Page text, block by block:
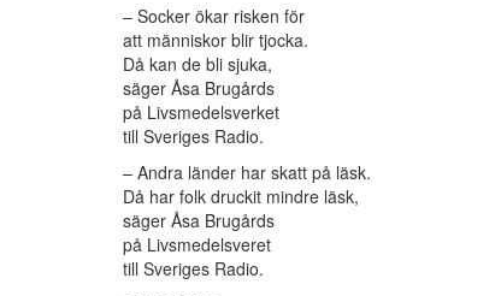
– Socker ökar risken för
att människor blir tjocka.
Då kan de bli sjuka,
säger Åsa Brugårds
på Livsmedelsverket
till Sveriges Radio.
– Andra länder har skatt på läsk.
Då har folk druckit mindre läsk,
säger Åsa Brugårds
på Livsmedelsveret
till Sveriges Radio.